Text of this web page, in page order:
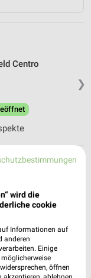
❯
Centro
und
Do 07 Fr
wird die
cookie
Informationen auf
anderen
Einige
öffnen